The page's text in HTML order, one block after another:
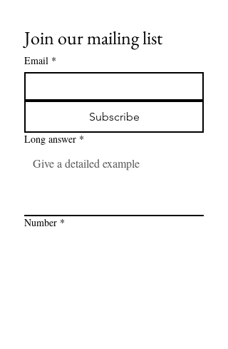
Join our mailing list
Email *
Subscribe
Long answer *
Number *